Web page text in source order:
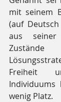
mit seinem
(auf
aus
Freiheit
wenig Platz.